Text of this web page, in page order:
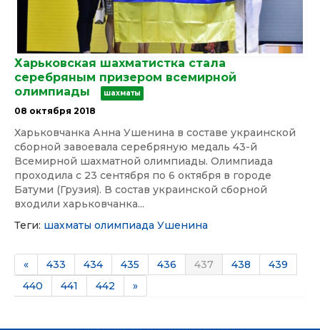
Харьковская шахматистка стала
серебряным призером всемирной
олимпиады
шахматы
08 октября 2018
Харьковчанка Анна Ушенина в составе украинской
сборной завоевала серебряную медаль 43-й
Всемирной шахматной олимпиады. Олимпиада
проходила с 23 сентября по 6 октября в городе
Батуми (Грузия). В состав украинской сборной
входили харьковчанка...
Теги: шахматы олимпиада Ушенина
« 433 434 435 436 437 438
439
440
441 442 »